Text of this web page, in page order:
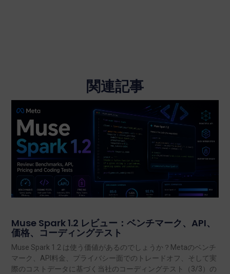
関連記事
Muse Spark 1.2 レビュー：ベンチマーク、API、
価格、コーディングテスト
Muse Spark 1.2 は使う価値があるのでしょうか？Metaのベンチ
マーク、API料金、プライバシー面でのトレードオフ、そして実
際のコストデータに基づく当社のコーディングテスト（3/3）の